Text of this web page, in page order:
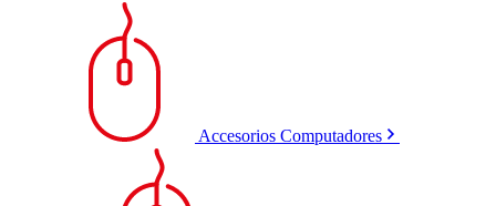
Accesorios Computadores